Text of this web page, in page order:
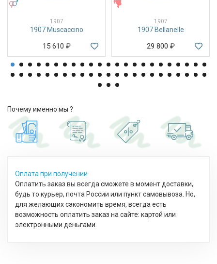
1907
1907 Muscaccino
15 610 ₽
1907
1907 Bellanelle
29 800 ₽
Почему именно мы ?
Оплата при получении
Оплатить заказ вы всегда сможете в момент доставки,
будь то курьер, почта России или пункт самовывоза. Но,
для желающих сэкономить время, всегда есть
возможность оплатить заказ на сайте: картой или
электронными деньгами.